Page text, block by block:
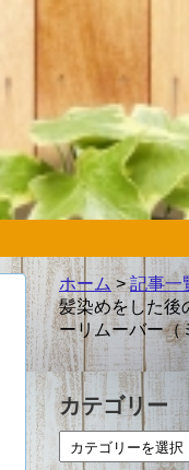
ホーム>記事一
髪染めをした後
ーリムーバー（
カテゴリー